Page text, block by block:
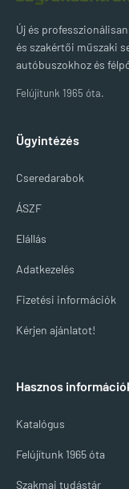
Új és
és szakértői műszaki
autóbuszokhoz és
Felújítunk 1965 óta.
Ügyintézés
Cseredarabok
ÁSZF
Elállás
Adatkezelés
Fizetési információk
Kérjen ajánlatot!
Hasznos
Katalógus
Felújítunk 1965 óta
Szakmai tudástár